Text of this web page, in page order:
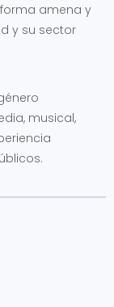
amena y
y su sector
musical,